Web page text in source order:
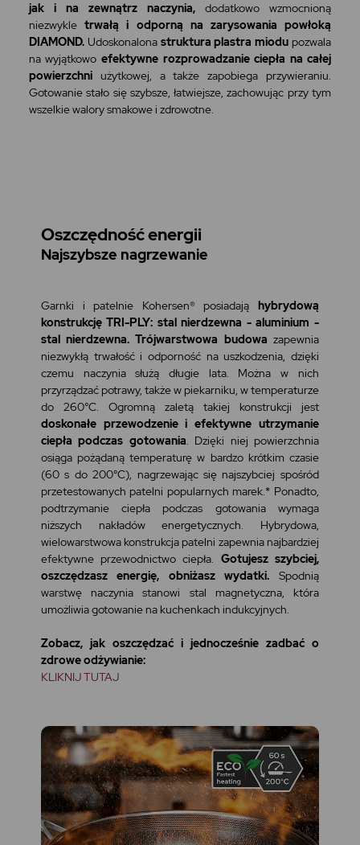
jak i na zewnątrz naczynia,dodatkowo wzmocnioną
niezwykletrwałą i odporną na zarysowania powłoką
DIAMOND.Udoskonalonastruktura plastra miodu pozwala
na wyjątkowo efektywne rozprowadzanie ciepła na całej
powierzchniużytkowej, a także zapobiega przywieraniu.
Gotowanie stało się szybsze, łatwiejsze, zachowując przy tym
wszelkie walory smakowe i zdrowotne.
Oszczędność energii
Najszybsze nagrzewanie
Garnki i patelnie Kohersen® posiadają hybrydową
konstrukcję TRI-PLY: stal nierdzewna - aluminium -
stal nierdzewna. Trójwarstwowa budowa zapewnia
niezwykłą trwałość i odporność na uszkodzenia, dzięki
czemu naczynia służą długie lata. Można w nich
przyrządzać potrawy, także w piekarniku, w temperaturze
do 260°C. Ogromną zaletą takiej konstrukcji jest
doskonałe przewodzenie i efektywne utrzymanie
ciepła podczas gotowania. Dzięki niej powierzchnia
osiąga pożądaną temperaturę w bardzo krótkim czasie
(60 s do 200°C), nagrzewając się najszybciej spośród
przetestowanych patelni popularnych marek.* Ponadto,
podtrzymanie ciepła podczas gotowania wymaga
niższych nakładów energetycznych. Hybrydowa,
wielowarstwowa konstrukcja patelni zapewnia najbardziej
efektywne przewodnictwo ciepła. Gotujesz szybciej,
oszczędzasz energię, obniżasz wydatki. Spodnią
warstwę naczynia stanowi stal magnetyczna, która
umożliwia gotowanie na kuchenkach indukcyjnych.
Zobacz, jak oszczędzać i jednocześnie zadbać o
zdrowe odżywianie:
KLIKNIJ TUTAJ